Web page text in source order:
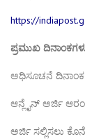
https://
ಪ್ರಮುಖ
ಅಧಿಸೂಚನೆ
ಆನ್ಲೈನ್ ಅರ್ಜಿ
ಅರ್ಜಿ ಸಲ್ಲಿಸಲು